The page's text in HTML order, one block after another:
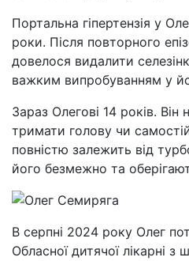
Портальна гіпертензія у
роки. Після повторного
довелося видалити
важким випробуванням у
Зараз Олегові 14 років.
тримати голову чи
повністю залежить від
його безмежно та
В серпні 2024 року Олег
Обласної дитячої лікарні